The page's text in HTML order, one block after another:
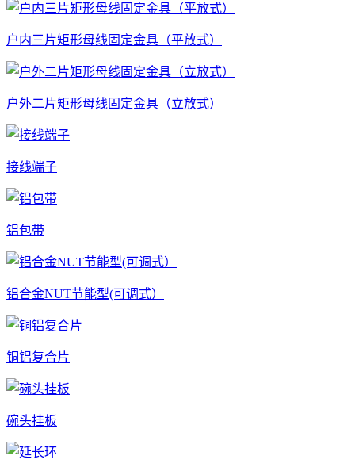
户内三片矩形母线固定金具（平放式）
户外二片矩形母线固定金具（立放式）
接线端子
铝包带
铝合金NUT节能型(可调式）
铜铝复合片
碗头挂板